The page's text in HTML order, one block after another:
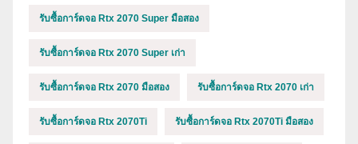
รับซื้อการ์ดจอ Rtx 2070 Super มือสอง
รับซื้อการ์ดจอ Rtx 2070 Super เก่า
รับซื้อการ์ดจอ Rtx 2070 มือสอง รับซื้อการ์ดจอ Rtx 2070 เก่า
รับซื้อการ์ดจอ Rtx 2070Ti รับซื้อการ์ดจอ Rtx 2070Ti มือสอง